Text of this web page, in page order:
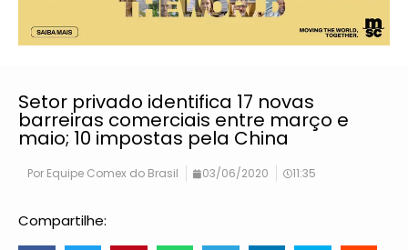
Setor privado identifica 17 novas
barreiras comerciais entre março e
maio; 10 impostas pela China
Por Equipe Comex do Brasil 03/06/2020 11:35
Compartilhe: